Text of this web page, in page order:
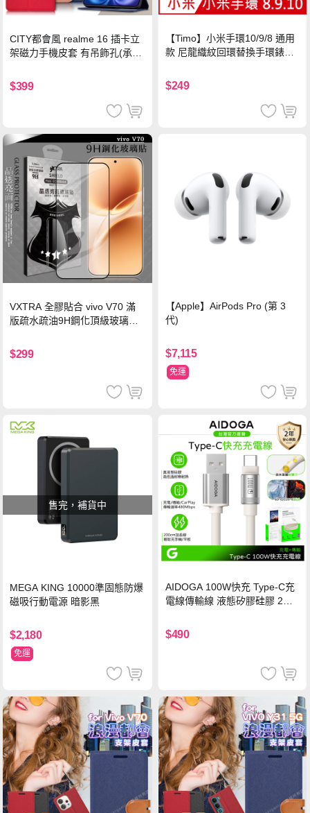
CITY都會風 realme 16 插卡立
架磁力手機皮套 有吊飾孔(承諾
$399
【Timo】小米手環10/9/8 通用
款 尼龍織紋回環替換手環錶帶-
$249
VXTRA 全膠貼合 vivo V70 滿
版疏水疏油9H鋼化頂級玻璃貼
$299
【Apple】AirPods Pro (第 3
代)
$7,115
免運
售完，補貨中
MEGA KING 10000準固態防爆
磁吸行動電源 暗影黑
$2,180
免運
AIDOGA 100W快充 Type-C充
電線傳輸線 液態矽膠硅膠 2M
$490